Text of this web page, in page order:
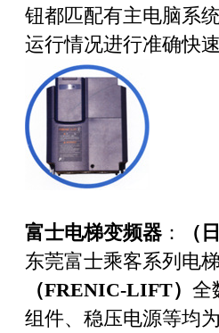
钮都匹配有主电脑系
运行情况进行准确快
富士电梯变频器 ：
（
东莞富士乘客系列电
（FRENIC-LIFT） 全
组件、稳压电源等均